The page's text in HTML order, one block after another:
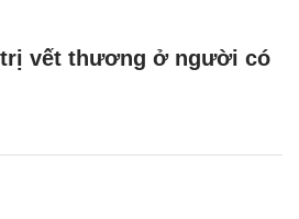
vết thương ở người có